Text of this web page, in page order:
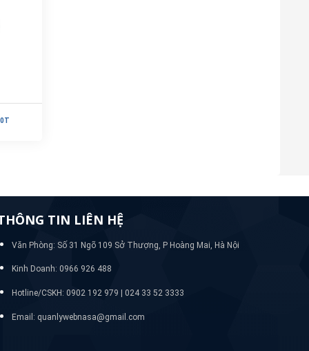
TIN LIÊN HỆ
Văn Phòng: Số 31 Ngõ 109 Sở Thượng, P Hoàng Mai, Hà Nội
Kinh Doanh: 0966 926 488
Hotline/CSKH: 0902 192 979 | 024 33 52 3333
Email: quanlywebnasa@gmail.com